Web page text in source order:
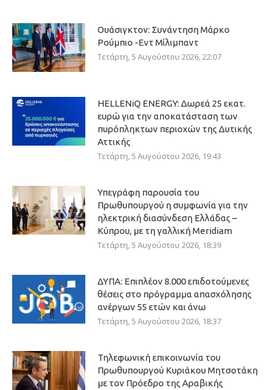
Ουάσιγκτον: Συνάντηση Μάρκο
Ρούμπιο -Εντ Μίλιμπαντ
Τετάρτη, 5 Αυγούστου 2026, 22:07
HELLENiQ ENERGY: Δωρεά 25 εκατ.
ευρώ για την αποκατάσταση των
πυρόπληκτων περιοχών της Δυτικής
Αττικής
Τετάρτη, 5 Αυγούστου 2026, 19:43
Υπεγράφη παρουσία του
Πρωθυπουργού η συμφωνία για την
ηλεκτρική διασύνδεση Ελλάδας –
Κύπρου, με τη γαλλική Meridiam
Τετάρτη, 5 Αυγούστου 2026, 18:39
ΔΥΠΑ: Επιπλέον 8.000 επιδοτούμενες
θέσεις στο πρόγραμμα απασχόλησης
ανέργων 55 ετών και άνω
Τετάρτη, 5 Αυγούστου 2026, 18:37
Τηλεφωνική επικοινωνία του
Πρωθυπουργού Κυριάκου Μητσοτάκη
με τον Πρόεδρο της Αραβικής